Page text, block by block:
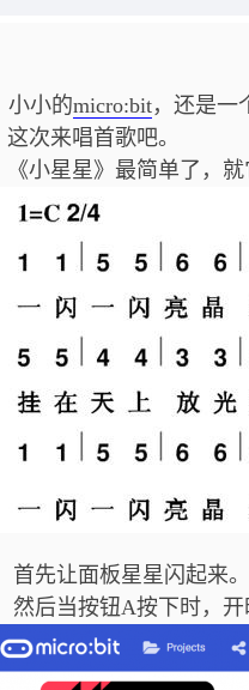
小小的micro:bit，还是一
这次来唱首歌吧。
《小星星》最简单了，就
首先让面板星星闪起来。
然后当按钮A按下时，开